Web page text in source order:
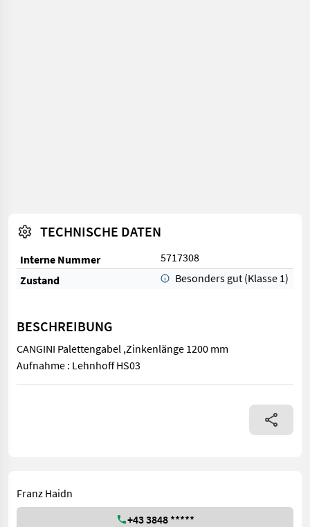
TECHNISCHE DATEN
Interne Nummer
5717308
Zustand
Besonders gut (Klasse 1)
BESCHREIBUNG
CANGINI Palettengabel ,Zinkenlänge 1200 mm
Aufnahme : Lehnhoff HS03
CANGINI Palettengabel ,Zinkenlänge 1200 mm Aufnahme :
Franz Haidn
+43 3848 *****